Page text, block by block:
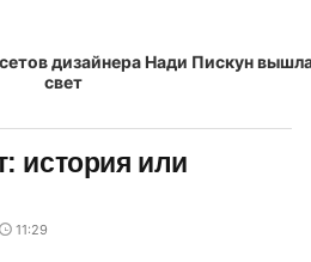
история или
11:29